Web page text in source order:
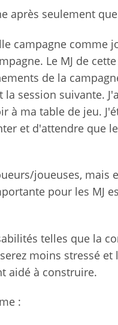
après seulement
campagne comme
Le MJ de
de la
session suivante.
à ma table de jeu.
et d'attendre que
joueuses,
pour les MJ
telles que la
moins stressé
aidé à construire.
: